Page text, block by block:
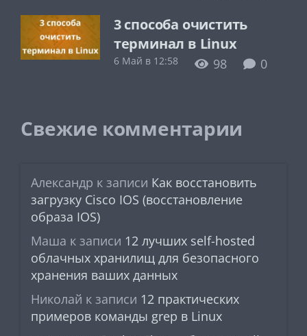
3 способа очистить
терминал в Linux
6 Май в 12:58 98 0
Свежие комментарии
Александр к записи Как восстановить
загрузку Cisco IOS (восстановление
образа IOS)
Маша к записи 12 лучших self-hosted
облачных хранилищ для безопасного
хранения ваших данных
Николай к записи 12 практических
примеров команды grep в Linux